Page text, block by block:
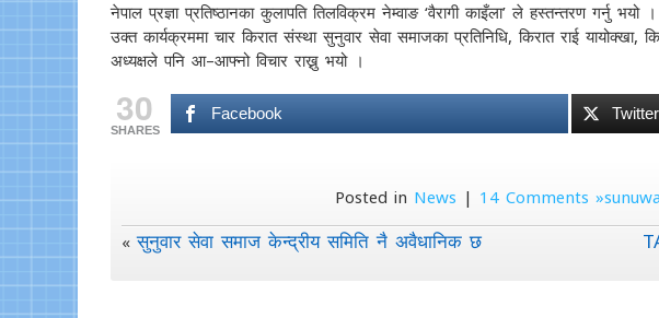
नेपाल प्रज्ञा प्रतिष्ठानका कुलापति तिलविक्रम नेम्वाङ ‘वैरागी काइँला’ ले हस्तन्तरण गर्नु भयो ।
उक्त कार्यक्रममा चार किरात संस्था सुनुवार सेवा समाजका प्रतिनिधि, किरात राई यायोक्खा,
अध्यक्षले पनि आ–आफ्नो विचार राख्नु भयो ।
30
SHARES
Facebook Twitter
Posted in News | 14 Comments
«सुनुवार सेवा समाज केन्द्रीय समिति नै अवैधानिक छ